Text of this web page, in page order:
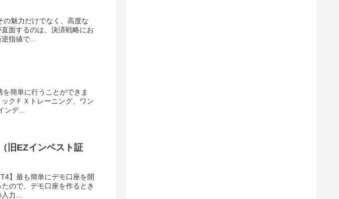
の魅力だけでなく、高度な
面するのは、決済戦略にお
指値で...
簡単に行うことができま
クＦＸトレーニング、ワン
デ...
旧EZインベスト証
】最も簡単にデモ口座を開
ので、デモ口座を作るとき
力...